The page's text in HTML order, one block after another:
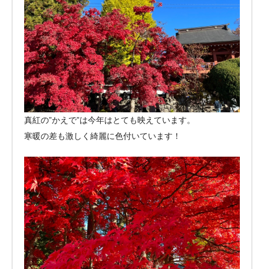
真紅の”かえで”は今年はとても映えています。
寒暖の差も激しく綺麗に色付いています！